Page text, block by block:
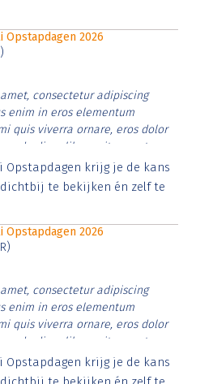
Opstapdagen 2026
consectetur adipiscing
enim in eros elementum
quis viverra ornare, eros dolor
diam libero vitae erat.
justo cursus id rutrum lorem
vitae risus tristique posuere.
krijg je de kans
te bekijken én zelf te
Opstapdagen 2026
consectetur adipiscing
enim in eros elementum
quis viverra ornare, eros dolor
diam libero vitae erat.
justo cursus id rutrum lorem
vitae risus tristique posuere.
krijg je de kans